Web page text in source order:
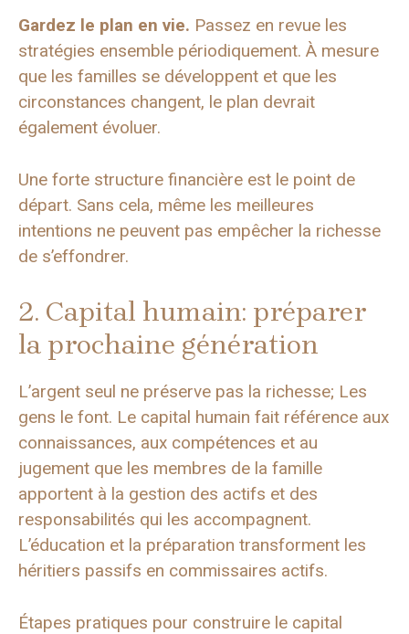
Gardez le plan en vie. Passez en revue les
stratégies ensemble périodiquement. À mesure
que les familles se développent et que les
circonstances changent, le plan devrait
également évoluer.
Une forte structure financière est le point de
départ. Sans cela, même les meilleures
intentions ne peuvent pas empêcher la richesse
de s’effondrer.
2. Capital humain: préparer
la prochaine génération
L’argent seul ne préserve pas la richesse; Les
gens le font. Le capital humain fait référence aux
connaissances, aux compétences et au
jugement que les membres de la famille
apportent à la gestion des actifs et des
responsabilités qui les accompagnent.
L’éducation et la préparation transforment les
héritiers passifs en commissaires actifs.
Étapes pratiques pour construire le capital